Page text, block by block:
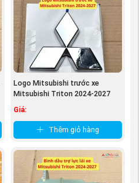
Logo Mitsubishi trước xe
Mitsubishi Triton 2024-2027
Giá:
Thêm giỏ hàng